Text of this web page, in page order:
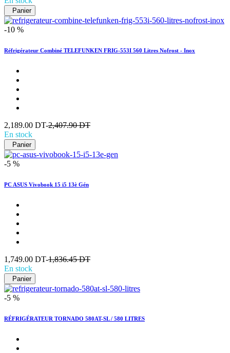
Panier
-10 %
Réfrigérateur Combiné TELEFUNKEN FRIG-553I 560 Litres Nofrost - Inox
2,189.00 DT-2,407.90 DT
En stock
Panier
-5 %
PC ASUS Vivobook 15 i5 13è Gén
1,749.00 DT-1,836.45 DT
En stock
Panier
-5 %
RÉFRIGÉRATEUR TORNADO 580AT-SL / 580 LITRES